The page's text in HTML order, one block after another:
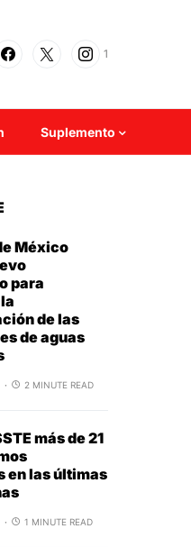
1
Suplemento
México
para
de las
de aguas
2 MINUTE READ
más de 21
en las últimas
1 MINUTE READ